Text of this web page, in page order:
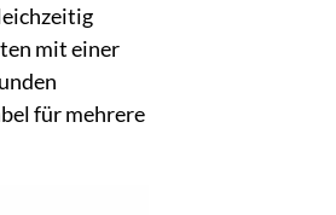
mit einer
für mehrere